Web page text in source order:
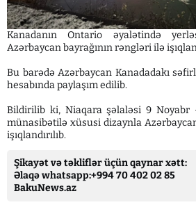
Kanadanın Ontario əyalətində
Azərbaycan bayrağının rəngləri ilə
Bu barədə Azərbaycan Kanadadakı
hesabında paylaşım edilib.
Bildirilib ki, Niaqara şəlaləsi 9 Noyabr
münasibətilə xüsusi dizaynla
işıqlandırılıb.
Şikayət və təkliflər üçün qaynar xətt:
Əlaqə whatsapp:+994 70 402 02 85
BakuNews.az